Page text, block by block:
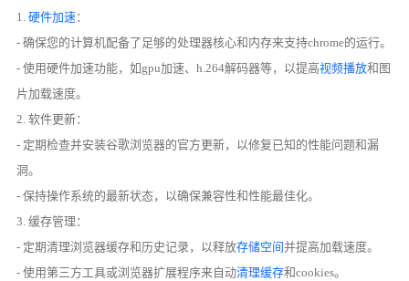
1.硬件加速：
- 确保您的计算机配备了足够的处理器核心和内存来支持chrome的运行。
- 使用硬件加速功能，如gpu加速、h.264解码器等，以提高视频播放和图
片加载速度。
2. 软件更新：
- 定期检查并安装谷歌浏览器的官方更新，以修复已知的性能问题和漏
洞。
- 保持操作系统的最新状态，以确保兼容性和性能最佳化。
3. 缓存管理：
- 定期清理浏览器缓存和历史记录，以释放存储空间并提高加载速度。
- 使用第三方工具或浏览器扩展程序来自动清理缓存和cookies。